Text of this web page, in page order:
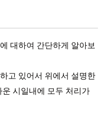
대하여 간단하게 알아보
고 있어서 위에서 설명한
운 시일내에 모두 처리가